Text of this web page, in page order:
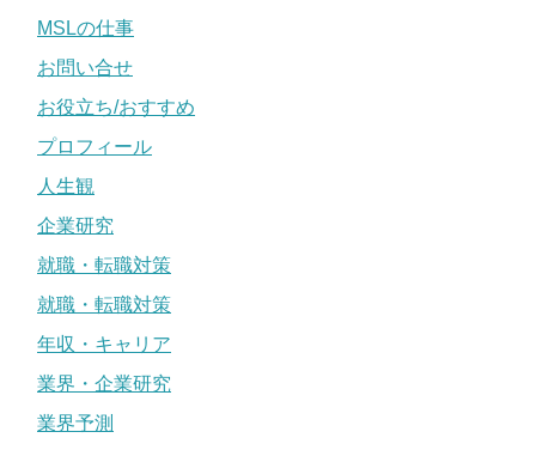
MSLの仕事
お問い合せ
お役立ち/おすすめ
プロフィール
人生観
企業研究
就職・転職対策
就職・転職対策
年収・キャリア
業界・企業研究
業界予測